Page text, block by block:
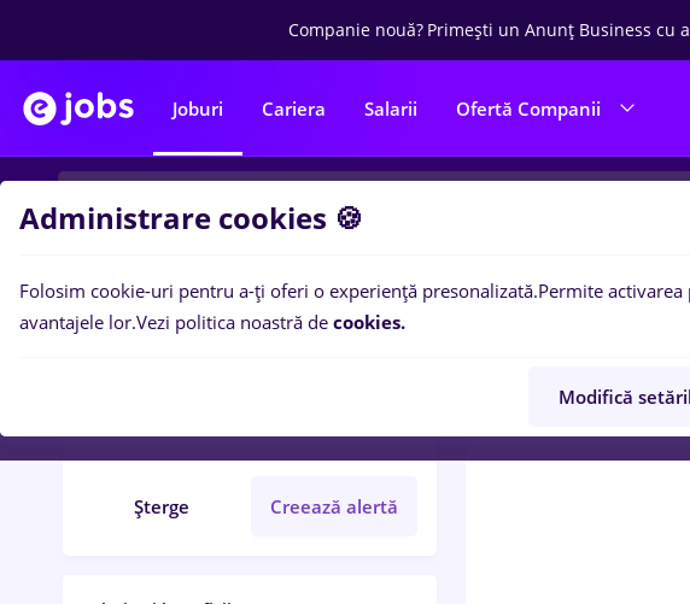
Companie nouă? Primești un Anunț Business cu
Joburi Cariera Salarii Ofertă Companii
Filtre
Șterge Creează alertă
0locuri de
Administrare cookies 🍪
Folosim cookie-uri pentru a-ți oferi o experiență presonalizată.Permite
avantajele lor.Vezi politica noastră de cookies.
Modifică